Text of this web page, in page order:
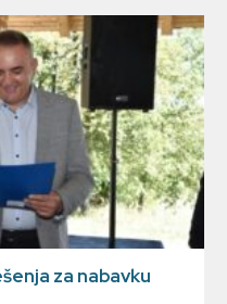
za nabavku